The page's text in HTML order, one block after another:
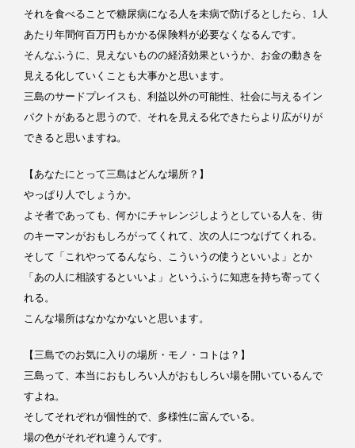
それを食べることで糖尿病になる人を未病で防げるとしたら、1人
あたり年間何百万円もかかる保険料が必要なくなるんです。
そんなふうに、見えないものの経済効果というか、お金の動きを
見える化していくことも大事かと思います。
三島のサードプレイスも、利益以外の可能性、社会に与えるイン
パクトがあると思うので、それを見える化できたらより広がりが
できると思いますね。
【あなたにとって三島はどんな場所？】
やっぱり人でしょうか。
よそ者であっても、何かにチャレンジしようとしている人を、街
のキーマンがおもしろがってくれて、次の人につなげてくれる。
そして「これやってるんなら、こういうの使うといいよ」とか
「あの人に相談するといいよ」というふうに知恵を持ち寄ってく
れる。
こんな場所はなかなかないと思います。
【三島でのお気に入りの場所・モノ・コトは？】
三島って、本当におもしろい人がおもしろい場を開いているんで
すよね。
そしてそれぞれが個性的で、多様性に富んでいる。
場の色がそれぞれ違うんです。